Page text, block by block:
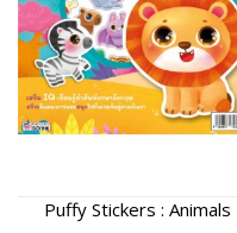
Puffy Stickers : Animals